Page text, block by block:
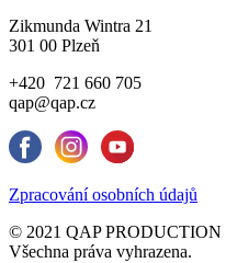
Zikmunda Wintra 21
301 00 Plzeň
+420 721 660 705
qap@qap.cz
Zpracování osobních údajů
© 2021 QAP PRODUCTION
Všechna práva vyhrazena.